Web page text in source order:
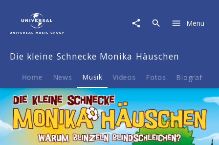
Schnecke
Monika
68:
Warum
blinzeln
Blindschleichen?
Menu
Die kleine Schnecke Monika Häuschen
Home News Musik Videos Fotos Biografie